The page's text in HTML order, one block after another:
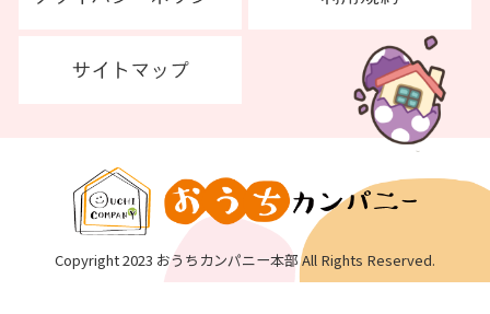
Copyright 2023 おうちカンパニー本部 All Rights Reserved.